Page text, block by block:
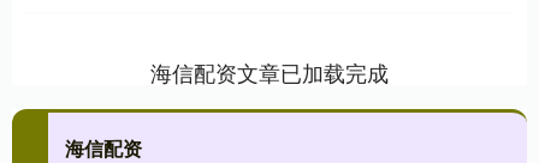
海信配资文章已加载完成
海信配资